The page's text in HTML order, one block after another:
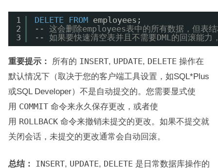
1
2
3
DELETE FROM employees;
-- 这会删除employees表中的所有数据，但表结
-- 如果要快速清空表并且不需要DML的回滚能
重要提示： 所有的 INSERT, UPDATE, DELETE 操作在
默认情况下（取决于您的客户端工具设置，如SQL*Plus
或SQL Developer）不是自动提交的。您需要显式使
用 COMMIT命令来永久保存更改，或者使
用
ROLLBACK命令来撤销未提交的更改。如果不提交就
关闭会话，未提交的更改通常会自动回滚。
总结： INSERT, UPDATE, DELETE 是日常数据库操作的